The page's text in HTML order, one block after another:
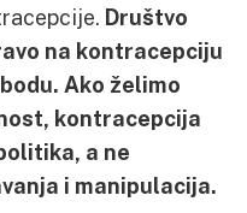
Društvo
na kontracepciju
Ako želimo
kontracepcija
a ne
i manipulacija.